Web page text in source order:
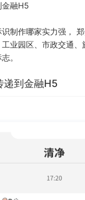
金融H5
制作哪家实力强，
业园区、市政交通
。
递到金融H5